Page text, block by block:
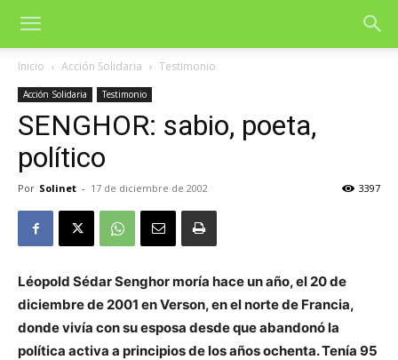
Inicio Acción Solidaria Testimonio
Acción Solidaria Testimonio
SENGHOR: sabio, poeta,
político
Por Solinet - 17 de diciembre de 2002 3397
Léopold Sédar Senghor moría hace un año, el 20 de
diciembre de 2001 en Verson, en el norte de Francia,
donde vivía con su esposa desde que abandonó la
política activa a principios de los años ochenta. Tenía 95